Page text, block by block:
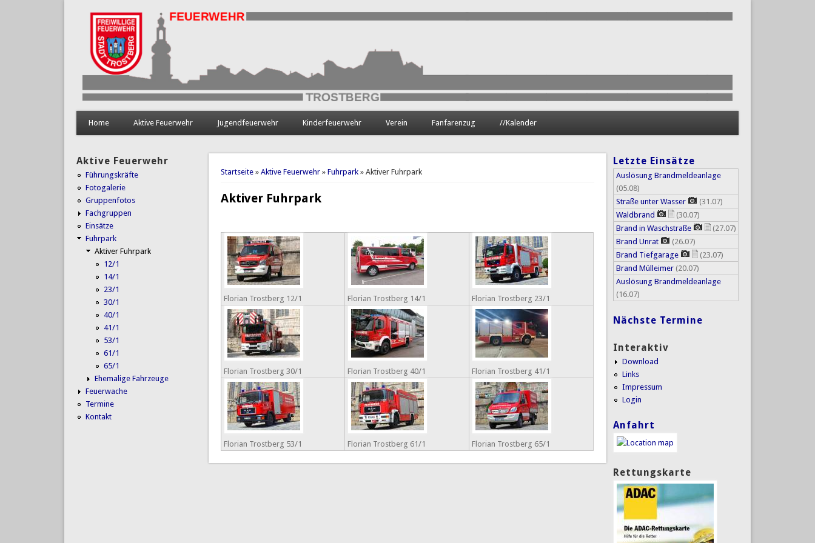
Home Aktive Feuerwehr Jugendfeuerwehr Kinderfeuerwehr Verein Fanfarenzug //Kalender
Sie sind hier
Startseite »Aktive Feuerwehr »Fuhrpark » Aktiver Fuhrpark
Aktiver Fuhrpark
Florian Trostberg 12/1 Florian Trostberg 14/1 Florian Trostberg 23/1
Florian Trostberg 30/1 Florian Trostberg 40/1 Florian Trostberg 41/1
Florian Trostberg 53/1 Florian Trostberg 61/1 Florian Trostberg 65/1
Aktive Feuerwehr
Führungskräfte
Fotogalerie
Gruppenfotos
Fachgruppen
Einsätze
Fuhrpark
Aktiver Fuhrpark
12/1
14/1
23/1
30/1
40/1
41/1
53/1
61/1
65/1
Ehemalige Fahrzeuge
Feuerwache
Termine
Kontakt
Letzte Einsätze
Auslösung Brandmeldeanlage
(05.08)
Straße unter Wasser
(31.07)
Waldbrand
(30.07)
Brand in Waschstraße
(27.07)
Brand Unrat
(26.07)
Brand Tiefgarage
(23.07)
Brand Mülleimer (20.07)
Auslösung Brandmeldeanlage
(16.07)
Nächste Termine
Interaktiv
Download
Links
Impressum
Login
Anfahrt
Rettungskarte